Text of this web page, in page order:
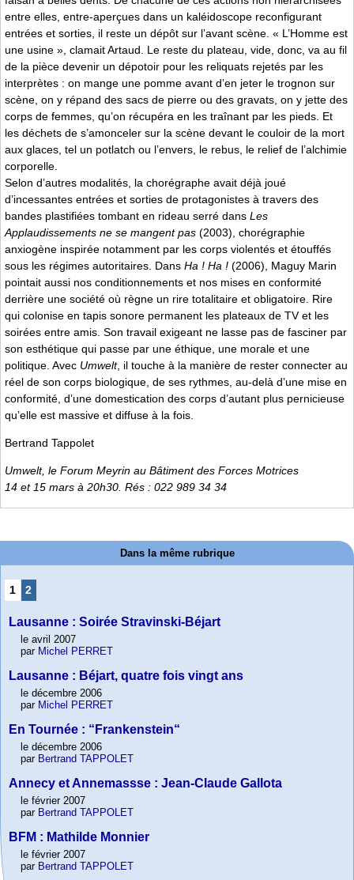
entre elles, entre-aperçues dans un kaléidoscope reconfigurant
entrées et sorties, il reste un dépôt sur l’avant scène. « L’Homme est
une usine », clamait Artaud. Le reste du plateau, vide, donc, va au fil
de la pièce devenir un dépotoir pour les reliquats rejetés par les
interprètes : on mange une pomme avant d’en jeter le trognon sur
scène, on y répand des sacs de pierre ou des gravats, on y jette des
corps de femmes, qu’on récupéra en les traînant par les pieds. Et
les déchets de s’amonceler sur la scène devant le couloir de la mort
aux glaces, tel un potlatch ou l’envers, le rebus, le relief de l’alchimie
corporelle.
Selon d’autres modalités, la chorégraphe avait déjà joué
d’incessantes entrées et sorties de protagonistes à travers des
bandes plastifiées tombant en rideau serré dans Les
Applaudissements ne se mangent pas (2003), chorégraphie
anxiogène inspirée notamment par les corps violentés et étouffés
sous les régimes autoritaires. Dans Ha ! Ha ! (2006), Maguy Marin
pointait aussi nos conditionnements et nos mises en conformité
derrière une société où règne un rire totalitaire et obligatoire. Rire
qui colonise en tapis sonore permanent les plateaux de TV et les
soirées entre amis. Son travail exigeant ne lasse pas de fasciner par
son esthétique qui passe par une éthique, une morale et une
politique. Avec Umwelt, il touche à la manière de rester connecter au
réel de son corps biologique, de ses rythmes, au-delà d’une mise en
conformité, d’une domestication des corps d’autant plus pernicieuse
qu’elle est massive et diffuse à la fois.
Bertrand Tappolet
Umwelt, le Forum Meyrin au Bâtiment des Forces Motrices
14 et 15 mars à 20h30. Rés : 022 989 34 34
Dans la même rubrique
1 2
Lausanne : Soirée Stravinski-Béjart
le avril 2007
par Michel PERRET
Lausanne : Béjart, quatre fois vingt ans
le décembre 2006
par Michel PERRET
En Tournée : “Frankenstein“
le décembre 2006
par Bertrand TAPPOLET
Annecy et Annemassse : Jean-Claude Gallota
le février 2007
par Bertrand TAPPOLET
BFM : Mathilde Monnier
le février 2007
par Bertrand TAPPOLET